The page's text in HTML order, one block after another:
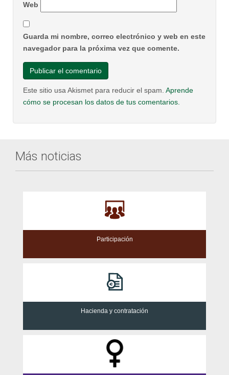
Web
Guarda mi nombre, correo electrónico y web en este
navegador para la próxima vez que comente.
Este sitio usa Akismet para reducir el spam. Aprende
cómo se procesan los datos de tus comentarios.
Más noticias
Participación
Hacienda y contratación